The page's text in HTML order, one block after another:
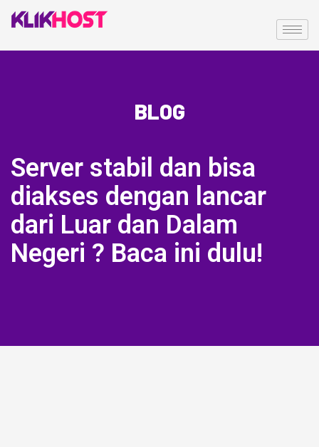
BLOG
Server stabil dan bisa
diakses dengan lancar
dari Luar dan Dalam
Negeri ? Baca ini dulu!